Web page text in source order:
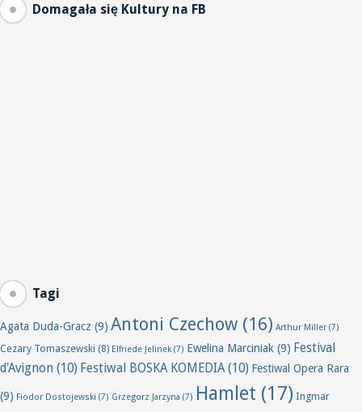
Domagała się Kultury na FB
Tagi
Agata Duda-Gracz (9) Antoni Czechow (16) Arthur Miller (7)
Cezary Tomaszewski (8) Elfriede Jelinek(7) Ewelina Marciniak (9) Festival
d'Avignon (10) Festiwal BOSKA KOMEDIA(10) Festiwal Opera Rara
(9) Fiodor Dostojewski (7) Grzegorz Jarzyna (7) Hamlet (17) Ingmar